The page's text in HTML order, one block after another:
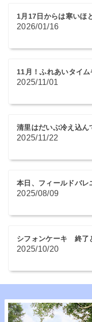
1月17日からは寒いほ
2026/01/16
11月！ふれあいタイム
2025/11/01
清里はだいぶ冷え込ん
2025/11/22
本日、フィールドバレ
2025/08/09
シフォンケーキ 終了
2025/10/20